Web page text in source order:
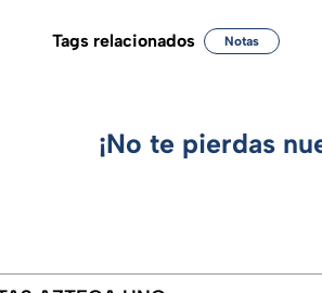
Tags relacionados Notas
¡No te pierdas